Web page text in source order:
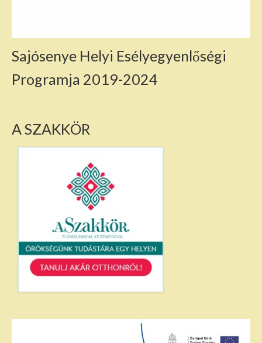
Sajósenye Helyi Esélyegyenlőségi
Programja 2019-2024
A SZAKKÖR